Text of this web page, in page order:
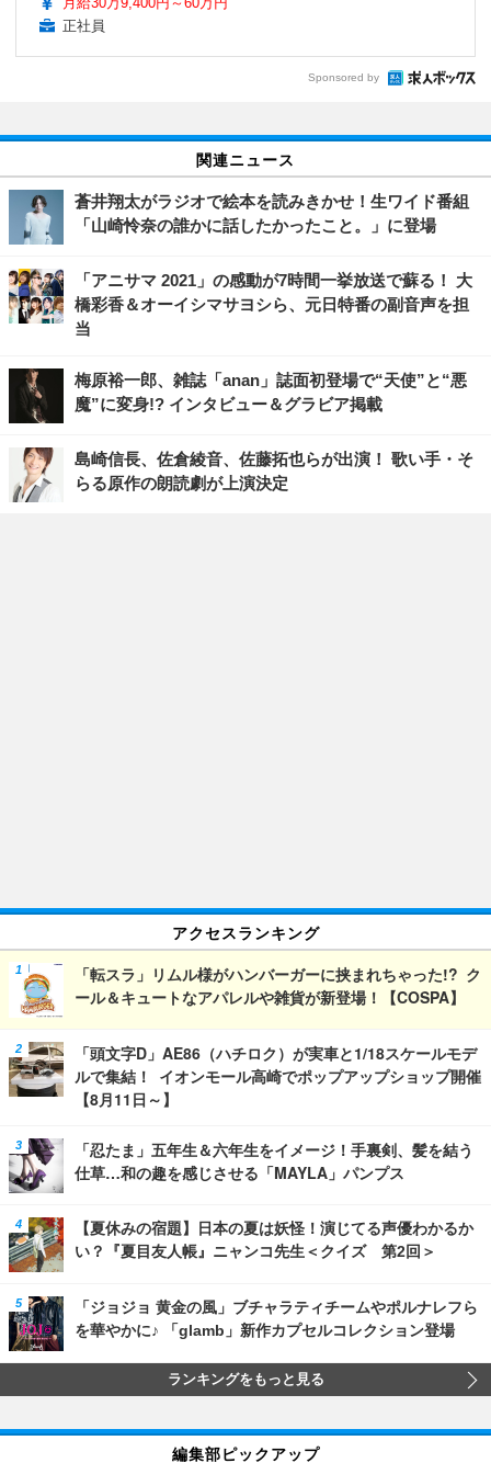
正社員
Sponsored by
関連ニュース
蒼井翔太がラジオで絵本を読みきかせ！生ワイド番組
「山崎怜奈の誰かに話したかったこと。」に登場
「アニサマ 2021」の感動が7時間一挙放送で蘇る！ 大
橋彩香＆オーイシマサヨシら、元日特番の副音声を担
当
梅原裕一郎、雑誌「anan」誌面初登場で“天使”と“悪
魔”に変身!? インタビュー＆グラビア掲載
島崎信長、佐倉綾音、佐藤拓也らが出演！ 歌い手・そ
らる原作の朗読劇が上演決定
アクセスランキング
「転スラ」リムル様がハンバーガーに挟まれちゃった!? ク
ール＆キュートなアパレルや雑貨が新登場！【COSPA】
「頭文字D」AE86（ハチロク）が実車と1/18スケールモデ
ルで集結！ イオンモール高崎でポップアップショップ開催
【8月11日～】
「忍たま」五年生＆六年生をイメージ！手裏剣、髪を結う
仕草…和の趣を感じさせる「MAYLA」パンプス
【夏休みの宿題】日本の夏は妖怪！演じてる声優わかるか
い？『夏目友人帳』ニャンコ先生＜クイズ 第2回＞
「ジョジョ 黄金の風」ブチャラティチームやポルナレフら
を華やかに♪ 「glamb」新作カプセルコレクション登場
ランキングをもっと見る
編集部ピックアップ